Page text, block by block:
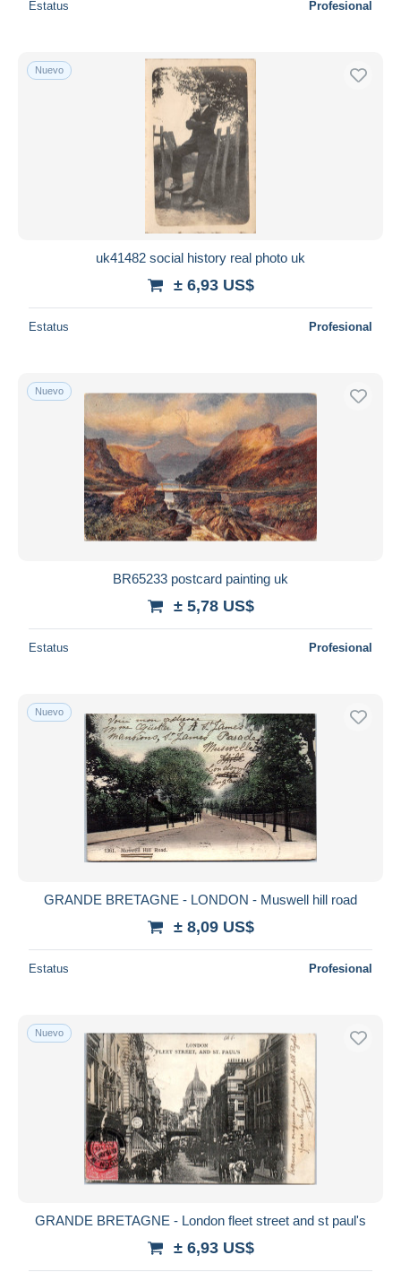
Estatus Profesional
Nuevo
uk41482 social history real photo uk
± 6,93 US$
Estatus Profesional
Nuevo
BR65233 postcard painting uk
± 5,78 US$
Estatus Profesional
Nuevo
GRANDE BRETAGNE - LONDON - Muswell hill road
± 8,09 US$
Estatus Profesional
Nuevo
GRANDE BRETAGNE - London fleet street and st paul's
± 6,93 US$